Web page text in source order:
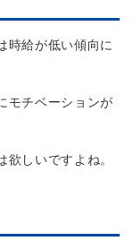
時給が低い傾向に
モチベーションが
しいですよね。